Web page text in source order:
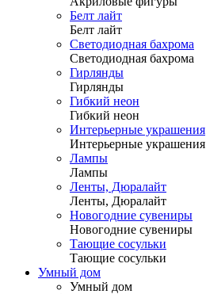
Белт лайт
Белт лайт
Светодиодная бахрома
Светодиодная бахрома
Гирлянды
Гирлянды
Гибкий неон
Гибкий неон
Интерьерные украшения
Интерьерные украшения
Лампы
Лампы
Ленты, Дюралайт
Ленты, Дюралайт
Новогодние сувениры
Новогодние сувениры
Тающие сосульки
Тающие сосульки
Умный дом
Умный дом